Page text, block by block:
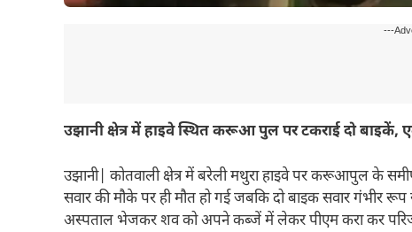
---
उझानी क्षेत्र में हाइवे स्थित करूआ पुल पर टकराई दो बाइकें,
उझानी| कोतवाली क्षेत्र में बरेली मथुरा हाइवे पर करूआपुल के
सवार की मौके पर ही मौत हो गई जबकि दो बाइक सवार गंभीर
अस्पताल भेजकर शव को अपने कब्जें में लेकर पीएम करा कर